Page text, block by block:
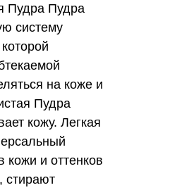
Пудра Пудра
систему
на коже и
Пудра
кожу. Легкая
кожи и оттенков
стирают